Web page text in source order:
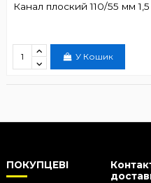
Канал плоский 110/55 мм
У Кошик
ПОКУПЦЕВІ